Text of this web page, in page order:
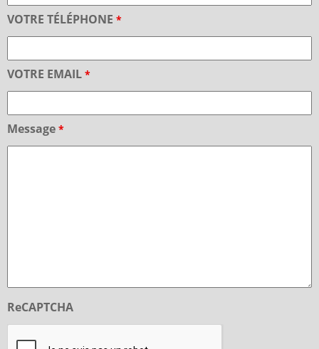
VOTRE TÉLÉPHONE *
VOTRE EMAIL *
Message *
ReCAPTCHA